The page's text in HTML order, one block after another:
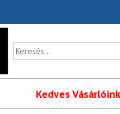
Kedves